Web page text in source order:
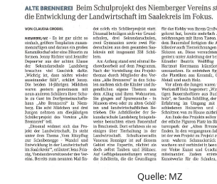
Quelle: MZ